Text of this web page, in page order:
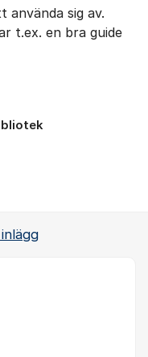
använda sig av.
t.ex. en bra guide